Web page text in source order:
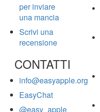
per inviare
una mancia
Scrivi una
recensione
CONTATTI
info@easyapple.org
EasyChat
@easy_apple